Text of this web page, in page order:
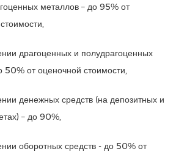
металлов – до 95% от
драгоценных и полудрагоценных
50% от оценочной стоимости,
денежных средств (на депозитных и
– до 90%,
оборотных средств - до 50% от